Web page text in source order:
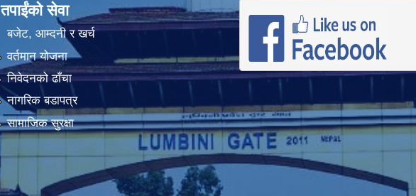
तपाईंको सेवा
बजेट, आम्दनी र खर्च
वर्तमान योजना
निवेदनको ढाँचा
नागरिक बडापत्र
सामाजिक सुरक्षा